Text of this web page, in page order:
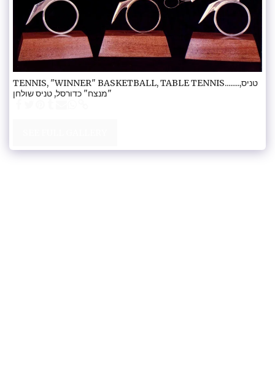
TENNIS, "WINNER" BASKETBALL, TABLE TENNIS........טניס,
"מנצח" כדורסל, טניס שולחן